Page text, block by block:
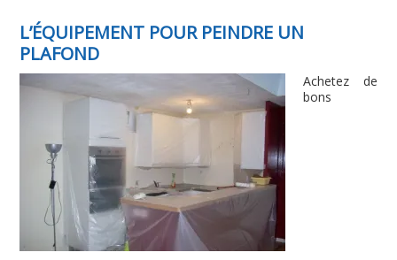
L’ÉQUIPEMENT POUR PEINDRE UN
PLAFOND
Achetez de
bons